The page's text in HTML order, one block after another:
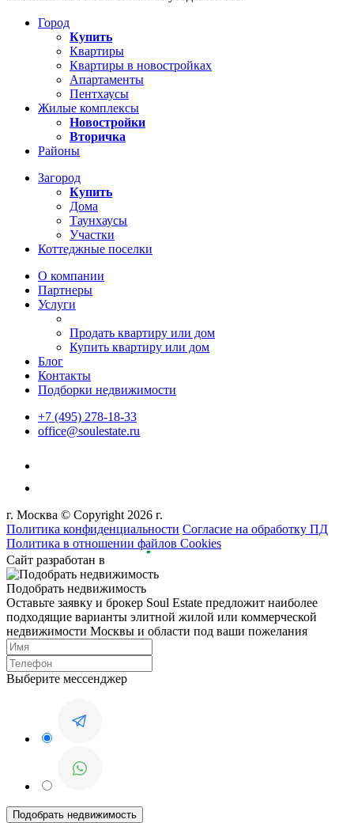
Город
Купить
Квартиры
Квартиры в новостройках
Апартаменты
Пентхаусы
Жилые комплексы
Новостройки
Вторичка
Районы
Загород
Купить
Дома
Таунхаусы
Участки
Коттеджные поселки
О компании
Партнеры
Услуги
Продать квартиру или дом
Купить квартиру или дом
Блог
Контакты
Подборки недвижимости
+7 (495) 278-18-33
office@soulestate.ru
г. Москва © Copyright 2026 г.
Политика конфиденциальности Согласие на обработку ПД
Политика в отношении файлов Cookies
Сайт разработан в
Подобрать недвижимость
Оставьте заявку и брокер Soul Estate предложит наиболее
подходящие варианты элитной жилой или коммерческой
недвижимости Москвы и области под ваши пожелания
Выберите мессенджер